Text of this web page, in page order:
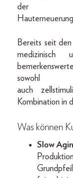
der
Bereits seit
medizinisch
sowohl
auch
Kombination in
Was können
Slow